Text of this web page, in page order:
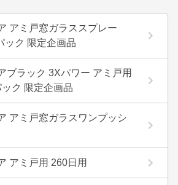
アミ戸窓ガラススプレー
ック 限定企画品
ブラック 3Xパワー アミ戸用
ク 限定企画品
アミ戸窓ガラスワンプッシ
アミ戸用 260日用